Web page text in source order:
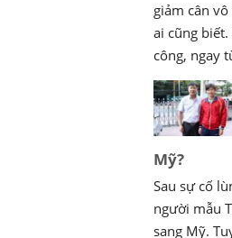
giảm cân
ai cũng
công, ngay
Mỹ?
Sau sự cố
người mẫu
sang Mỹ.